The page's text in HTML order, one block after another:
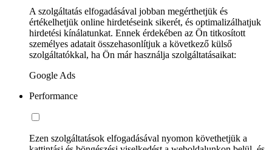
A szolgáltatás elfogadásával jobban megérthetjük és
értékelhetjük online hirdetéseink sikerét, és optimalizálhatjuk
hirdetési kínálatunkat. Ennek érdekében az Ön titkosított
személyes adatait összehasonlítjuk a következő külső
szolgáltatókkal, ha Ön már használja szolgáltatásaikat:
Google Ads
Performance
Ezen szolgáltatások elfogadásával nyomon követhetjük a